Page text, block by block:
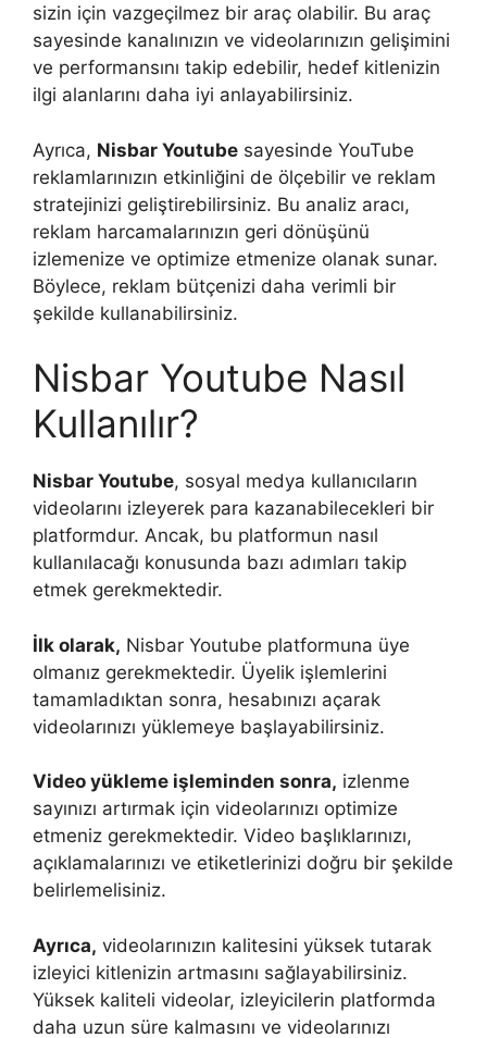
sizin için vazgeçilmez bir araç olabilir. Bu araç
sayesinde kanalınızın ve videolarınızın gelişimini
ve performansını takip edebilir, hedef kitlenizin
ilgi alanlarını daha iyi anlayabilirsiniz.
Ayrıca, Nisbar Youtube sayesinde YouTube
reklamlarınızın etkinliğini de ölçebilir ve reklam
stratejinizi geliştirebilirsiniz. Bu analiz aracı,
reklam harcamalarınızın geri dönüşünü
izlemenize ve optimize etmenize olanak sunar.
Böylece, reklam bütçenizi daha verimli bir
şekilde kullanabilirsiniz.
Nisbar Youtube Nasıl
Kullanılır?
Nisbar Youtube, sosyal medya kullanıcıların
videolarını izleyerek para kazanabilecekleri bir
platformdur. Ancak, bu platformun nasıl
kullanılacağı konusunda bazı adımları takip
etmek gerekmektedir.
İlk olarak, Nisbar Youtube platformuna üye
olmanız gerekmektedir. Üyelik işlemlerini
tamamladıktan sonra, hesabınızı açarak
videolarınızı yüklemeye başlayabilirsiniz.
Video yükleme işleminden sonra, izlenme
sayınızı artırmak için videolarınızı optimize
etmeniz gerekmektedir. Video başlıklarınızı,
açıklamalarınızı ve etiketlerinizi doğru bir şekilde
belirlemelisiniz.
Ayrıca, videolarınızın kalitesini yüksek tutarak
izleyici kitlenizin artmasını sağlayabilirsiniz.
Yüksek kaliteli videolar, izleyicilerin platformda
daha uzun süre kalmasını ve videolarınızı